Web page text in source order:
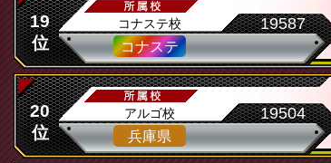
19
位
コナステ校
コナステ
19587
20
位
アルゴ校
兵庫県
19504